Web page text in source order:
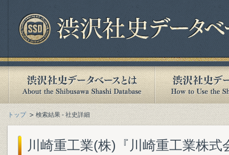
トップ 検索結果 - 社史詳細
川崎重工業(株)『川崎重工業株